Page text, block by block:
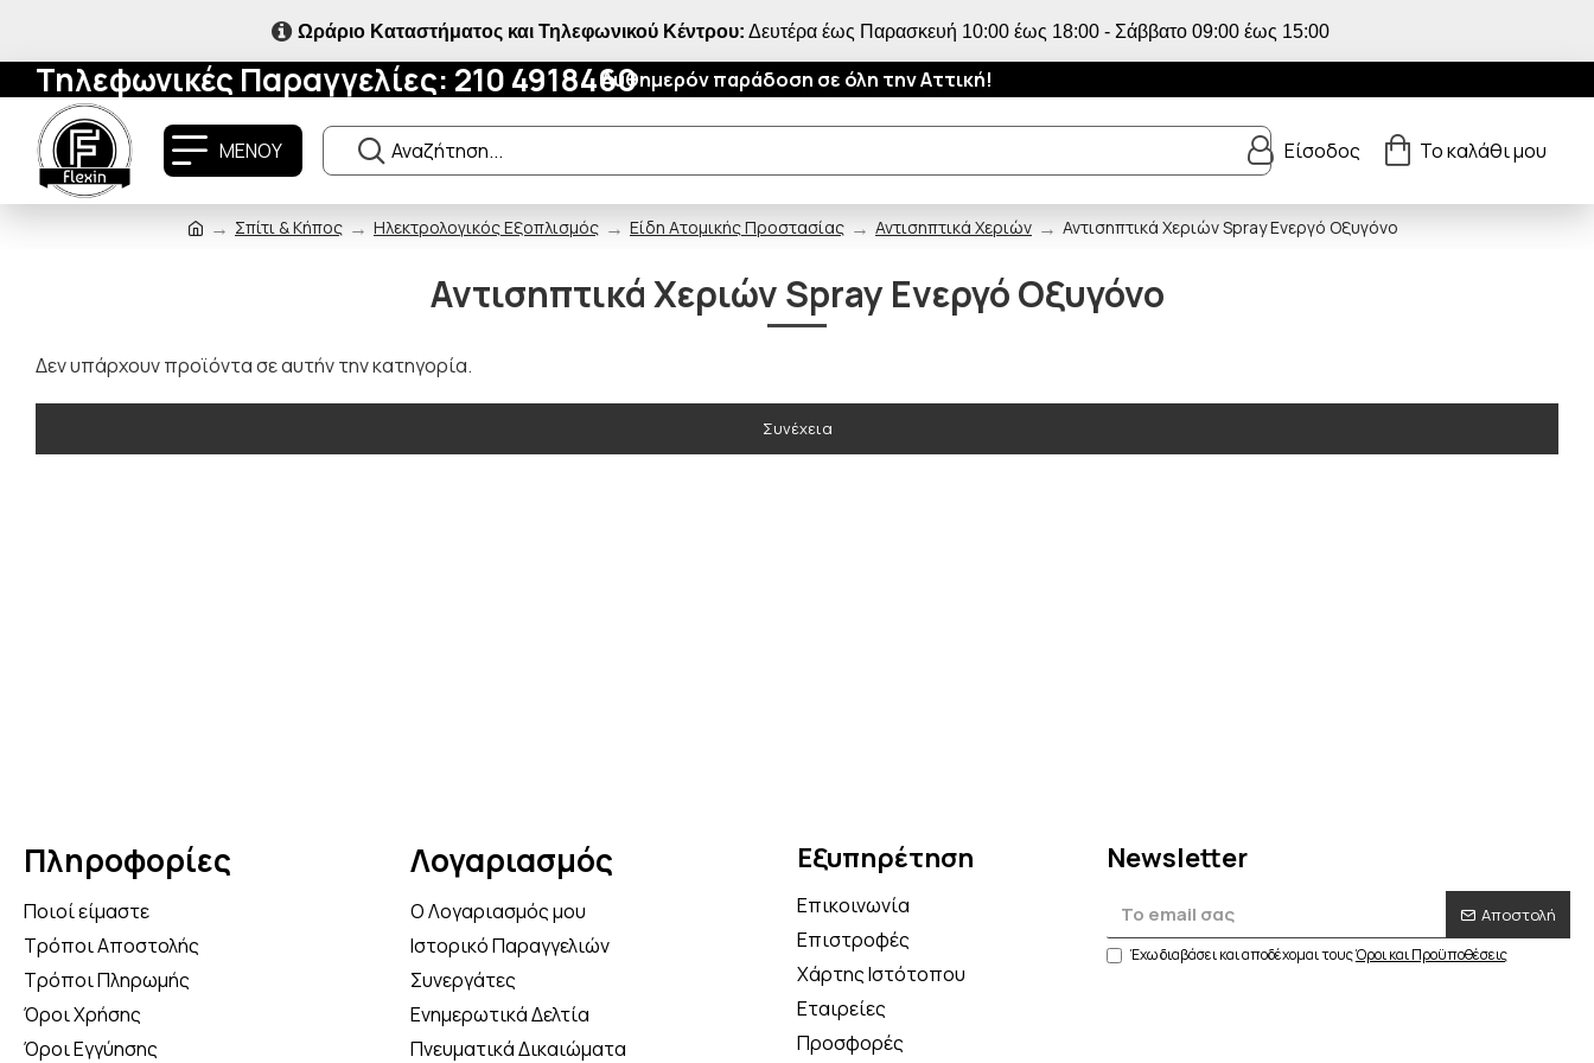
ΠΟΥ ΠΑΣ;
Ωράριο Καταστήματος και Τηλεφωνικού Κέντρου: Δευτέρα έως Παρασκευή 10:00 έως 18:00 - Σάββατο 09:00 έως 15:00
Τηλεφωνικές Παραγγελίες: 210 4918460Αυθημερόν παράδοση σε όλη την Αττική!
ΜΕΝΟΥ Είσοδος Το καλάθι μου
Σπίτι & Κήπος Ηλεκτρολογικός Εξοπλισμός Είδη Ατομικής Προστασίας Αντισηπτικά Χεριών Αντισηπτικά Χεριών Spray Ενεργό Οξυγόνο
Αντισηπτικά Χεριών Spray Ενεργό Οξυγόνο
Δεν υπάρχουν προϊόντα σε αυτήν την κατηγορία.
Συνέχεια
Πληροφορίες
Ποιοί είμαστε
Τρόποι Αποστολής
Τρόποι Πληρωμής
Όροι Χρήσης
Όροι Εγγύησης
Λογαριασμός
Ο Λογαριασμός μου
Ιστορικό Παραγγελιών
Συνεργάτες
Ενημερωτικά Δελτία
Πνευματικά Δικαιώματα
Εξυπηρέτηση
Επικοινωνία
Επιστροφές
Χάρτης Ιστότοπου
Εταιρείες
Προσφορές
Newsletter
Αποστολή
Έχω διαβάσει και αποδέχομαι τουςΌροι και Προϋποθέσεις